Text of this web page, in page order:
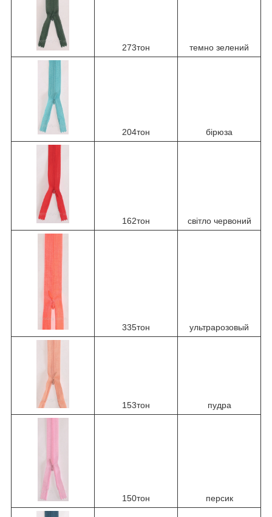
273тон темно зелений
204тон бірюза
162тон світло червоний
335тон ультрарозовый
153тон пудра
150тон персик